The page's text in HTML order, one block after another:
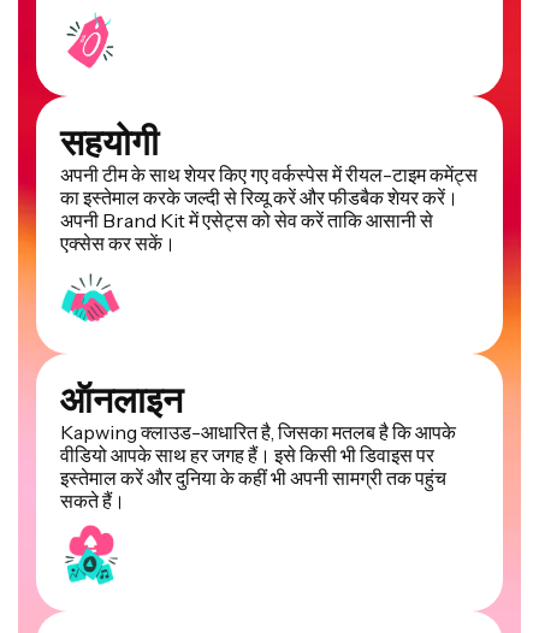
सहयोगी
अपनी टीम के साथ शेयर किए गए वर्कस्पेस में रीयल-टाइम कमेंट्स
का इस्तेमाल करके जल्दी से रिव्यू करें और फीडबैक शेयर करें।
अपनी Brand Kit में एसेट्स को सेव करें ताकि आसानी से
एक्सेस कर सकें।
ऑनलाइन
Kapwing क्लाउड-आधारित है, जिसका मतलब है कि आपके
वीडियो आपके साथ हर जगह हैं। इसे किसी भी डिवाइस पर
इस्तेमाल करें और दुनिया के कहीं भी अपनी सामग्री तक पहुंच
सकते हैं।